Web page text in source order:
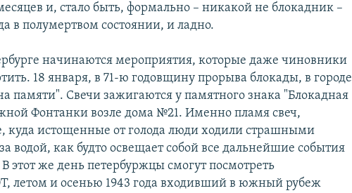
и, стало быть, формально – никакой не блокадник –
в полумертвом состоянии, и ладно.
начинаются мероприятия, которые даже чиновники
18 января, в 71-ю годовщину прорыва блокады, в городе
памяти". Свечи зажигаются у памятного знака "Блокадная
Фонтанки возле дома №21. Именно пламя свеч,
куда истощенные от голода люди ходили страшными
водой, как будто освещает собой все дальнейшие события
этот же день петербуржцы смогут посмотреть
летом и осенью 1943 года входивший в южный рубеж